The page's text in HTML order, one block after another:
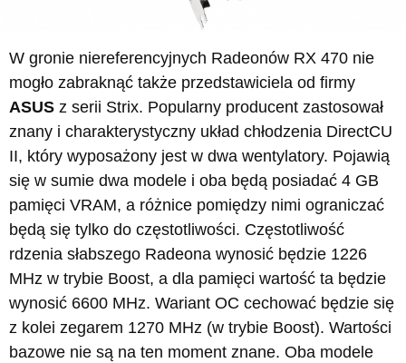
W gronie niereferencyjnych Radeonów RX 470 nie
mogło zabraknąć także przedstawiciela od firmy
ASUS z serii Strix. Popularny producent zastosował
znany i charakterystyczny układ chłodzenia DirectCU
II, który wyposażony jest w dwa wentylatory. Pojawią
się w sumie dwa modele i oba będą posiadać 4 GB
pamięci VRAM, a różnice pomiędzy nimi ograniczać
będą się tylko do częstotliwości. Częstotliwość
rdzenia słabszego Radeona wynosić będzie 1226
MHz w trybie Boost, a dla pamięci wartość ta będzie
wynosić 6600 MHz. Wariant OC cechować będzie się
z kolei zegarem 1270 MHz (w trybie Boost). Wartości
bazowe nie są na ten moment znane. Oba modele